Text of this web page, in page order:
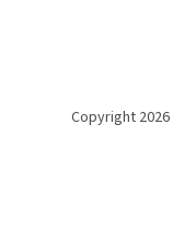
Copyright 2026